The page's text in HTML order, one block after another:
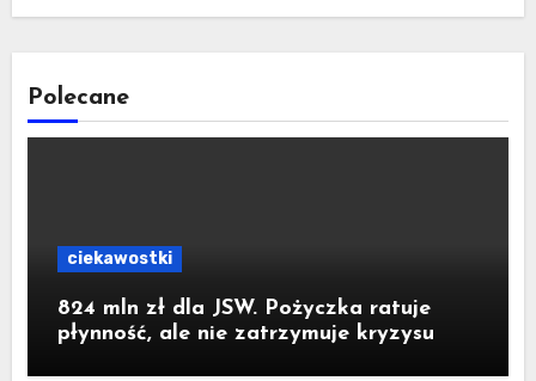
Polecane
ciekawostki
824 mln zł dla JSW. Pożyczka ratuje
płynność, ale nie zatrzymuje kryzysu